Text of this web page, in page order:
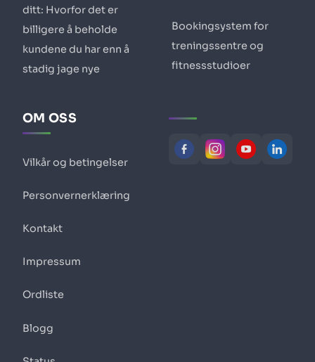
ditt: Hvorfor det er
billigere å beholde
kundene du har enn å
stadig jage nye
Bookingsystem for
treningssentre og
fitnessstudioer
OM OSS
Vilkår og betingelser
Personvernerklæring
Kontakt
Impressum
Ordliste
Blogg